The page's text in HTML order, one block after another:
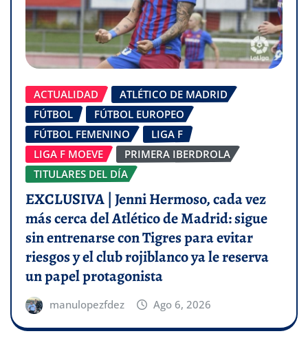
ACTUALIDAD
ATLÉTICO DE MADRID
FÚTBOL
FÚTBOL EUROPEO
FÚTBOL FEMENINO
LIGA F
LIGA F MOEVE
PRIMERA IBERDROLA
TITULARES DEL DÍA
EXCLUSIVA | Jenni Hermoso, cada vez
más cerca del Atlético de Madrid: sigue
sin entrenarse con Tigres para evitar
riesgos y el club rojiblanco ya le reserva
un papel protagonista
manulopezfdez Ago 6, 2026